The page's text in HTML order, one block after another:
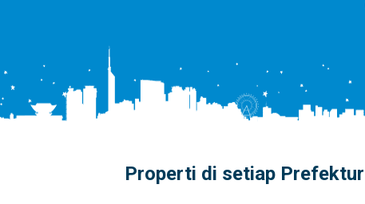
Properti di setiap Prefektur